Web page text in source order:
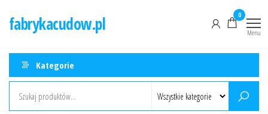
fabrykacudow.pl 0
Menu
Kategorie